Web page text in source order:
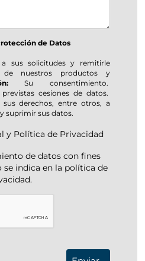
de Datos
a sus solicitudes y remitirle
de nuestros productos y
Su consentimiento.
cesiones de datos.
sus derechos, entre otros, a
suprimir sus datos.
y Política de Privacidad
de datos con fines
indica en la política de